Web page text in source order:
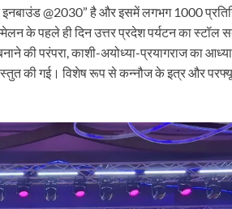
बना मिसाल, आस्था- अर्थव्यवस्था और पर्यावरण
लैब सीएम योगी ने किया उद्घाटन
पर जुर्माना ठोका
आयोग की अध्यक्ष
के दर्शन-पूजन
@2030” है और इसमें लगभग 1000
के पहले ही दिन उत्तर प्रदेश पर्यटन का
की परंपरा, काशी-अयोध्या-प्रयागराज का
की गई। विशेष रूप से कन्नौज के इत्र और